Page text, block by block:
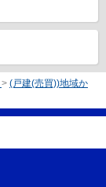
> (戸建(売買))地域か